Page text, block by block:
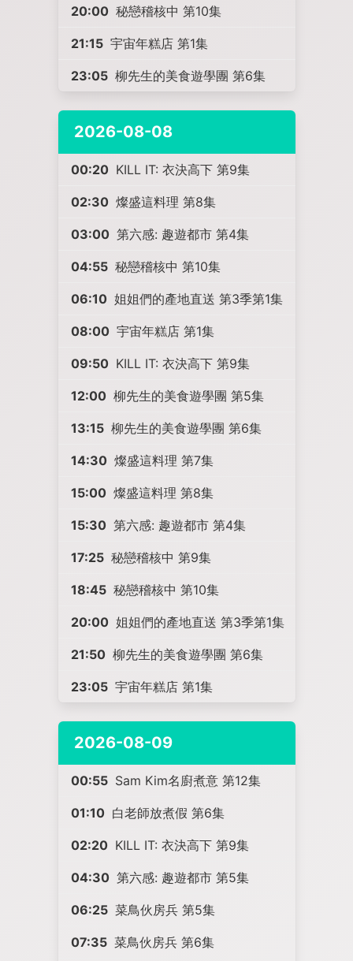
20:00 秘戀稽核中 第10集
21:15 宇宙年糕店 第1集
23:05 柳先生的美食遊學團 第6集
2026-08-08
00:20 KILL IT: 衣決高下 第9集
02:30 燦盛這料理 第8集
03:00 第六感: 趣遊都市 第4集
04:55 秘戀稽核中 第10集
06:10 姐姐們的產地直送 第3季第1集
08:00 宇宙年糕店 第1集
09:50 KILL IT: 衣決高下 第9集
12:00 柳先生的美食遊學團 第5集
13:15 柳先生的美食遊學團 第6集
14:30 燦盛這料理 第7集
15:00 燦盛這料理 第8集
15:30 第六感: 趣遊都市 第4集
17:25 秘戀稽核中 第9集
18:45 秘戀稽核中 第10集
20:00 姐姐們的產地直送 第3季第1集
21:50 柳先生的美食遊學團 第6集
23:05 宇宙年糕店 第1集
2026-08-09
00:55 Sam Kim名廚煮意 第12集
01:10 白老師放煮假 第6集
02:20 KILL IT: 衣決高下 第9集
04:30 第六感: 趣遊都市 第5集
06:25 菜鳥伙房兵 第5集
07:35 菜鳥伙房兵 第6集